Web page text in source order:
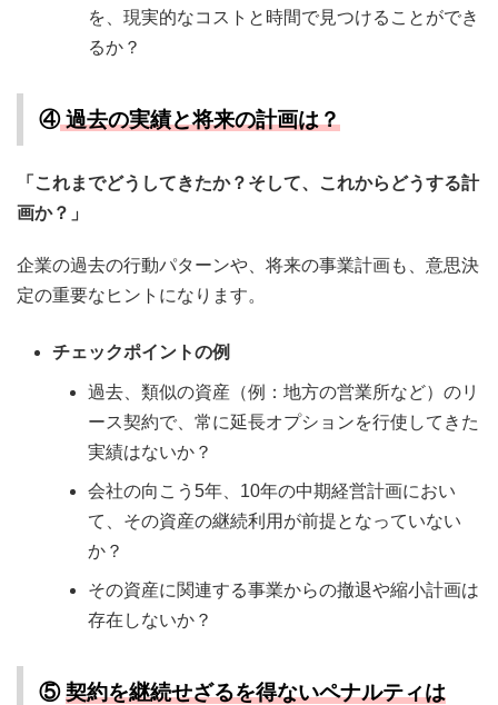
を、現実的なコストと時間で見つけることができ
るか？
④過去の実績と将来の計画は？
「これまでどうしてきたか？そして、これからどうする計
画か？」
企業の過去の行動パターンや、将来の事業計画も、意思決
定の重要なヒントになります。
チェックポイントの例
過去、類似の資産（例：地方の営業所など）のリ
ース契約で、常に延長オプションを行使してきた
実績はないか？
会社の向こう5年、10年の中期経営計画におい
て、その資産の継続利用が前提となっていない
か？
その資産に関連する事業からの撤退や縮小計画は
存在しないか？
⑤契約を継続せざるを得ないペナルティは